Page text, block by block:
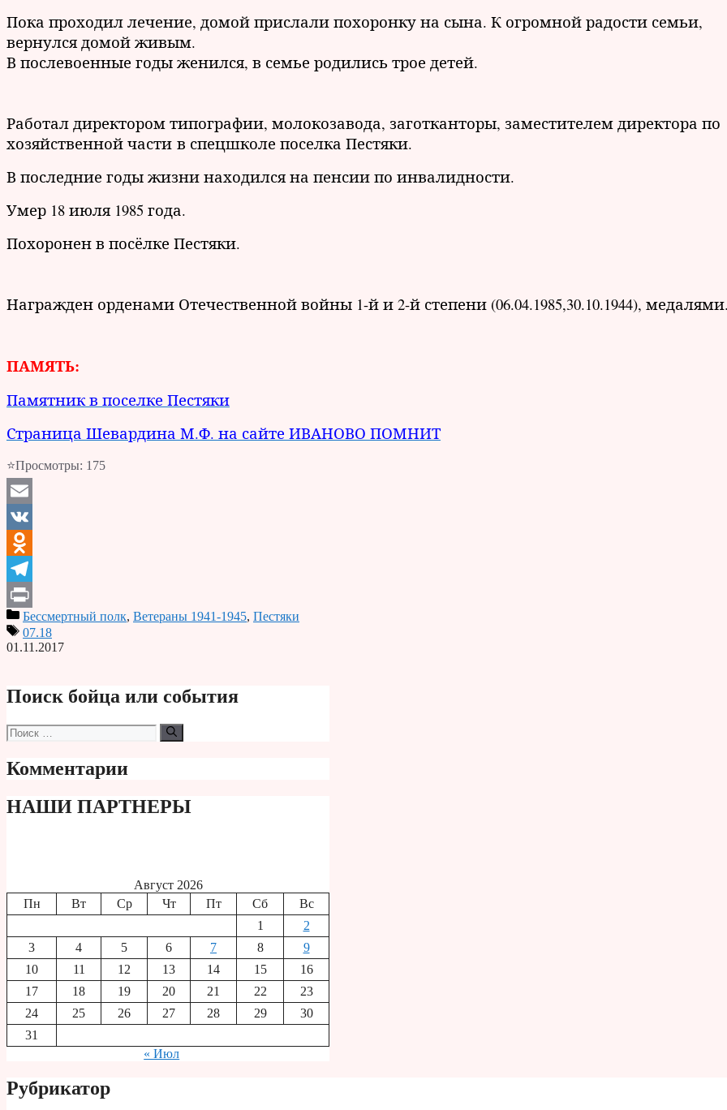
Пока проходил лечение, домой прислали похоронку на сына. К огромной радости семьи,
вернулся домой живым.
В послевоенные годы женился, в семье родились трое детей.
Работал директором типографии, молокозавода, заготканторы, заместителем директора по
хозяйственной части в спецшколе поселка Пестяки.
В последние годы жизни находился на пенсии по инвалидности.
Умер 18 июля 1985 года.
Похоронен в посёлке Пестяки.
Награжден орденами Отечественной войны 1-й и 2-й степени (06.04.1985,30.10.1944),
ПАМЯТЬ:
Памятник в поселке Пестяки
Страница Шевардина М.Ф. на сайте ИВАНОВО ПОМНИТ
⭐Просмотры: 175
Email
VK
Odnoklassniki
Telegram
PrintБессмертный полк, Ветераны 1941-1945, Пестяки
07.18
01.11.2017
Поиск бойца или события
Поиск:
Комментарии
НАШИ ПАРТНЕРЫ
Август 2026
Пн
Вт Ср Чт Пт Сб
Вс
1
2
3
4 5 6 7 8
9
10
11 12 13 14 15
16
17
18 19 20 21 22
23
24
25 26 27 28 29
30
31
« Июл
Рубрикатор